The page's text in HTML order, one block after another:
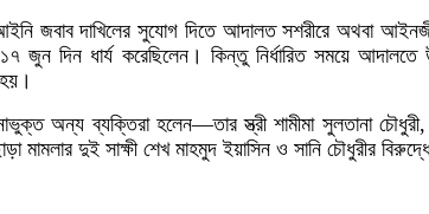
জবাব দাখিলের সুযোগ দিতে আদালত সশরীরে অথবা
জুন দিন ধার্য করেছিলেন। কিন্তু নির্ধারিত সময়ে
অন্য ব্যক্তিরা হলেন—তার স্ত্রী শামীমা সুলতানা
দুই সাক্ষী শেখ মাহমুদ ইয়াসিন ও সানি চৌধুরীর